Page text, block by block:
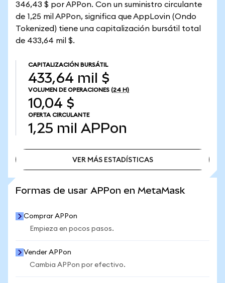
346,43 $ por APPon. Con un suministro circulante
de 1,25 mil APPon, significa que AppLovin (Ondo
Tokenized) tiene una capitalización bursátil total
de 433,64 mil $.
CAPITALIZACIÓN BURSÁTIL
433,64 mil $
VOLUMEN DE OPERACIONES (24 H)
10,04 $
OFERTA CIRCULANTE
1,25 mil APPon
VER MÁS ESTADÍSTICAS
Formas de usar APPon en MetaMask
Comprar APPon
Empieza en pocos pasos.
Vender APPon
Cambia APPon por efectivo.